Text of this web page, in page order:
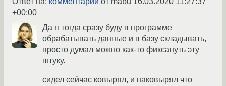
+00:00
Да я тогда сразу буду в программе
обрабатывать данные и в базу складывать,
просто думал можно как-то фиксануть эту
штуку.
сидел сейчас ковырял, и наковырял что